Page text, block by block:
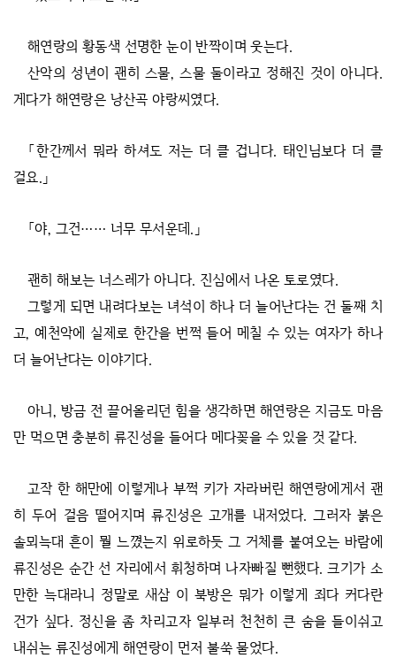
해연랑의 황동색 선명한 눈이 반짝이며 웃는다.
산악의 성년이 괜히 스물, 스물 둘이라고 정해진 것이 아니다.
게다가 해연랑은 낭산곡 야랑씨였다.
「한간께서 뭐라 하셔도 저는 더 클 겁니다. 태인님보다 더 클
걸요.」
「야, 그건…… 너무 무서운데.」
괜히 해보는 너스레가 아니다. 진심에서 나온 토로였다.
그렇게 되면 내려다보는 녀석이 하나 더 늘어난다는 건 둘째 치
고, 예천악에 실제로 한간을 번쩍 들어 메칠 수 있는 여자가 하나
더 늘어난다는 이야기다.
아니, 방금 전 끌어올리던 힘을 생각하면 해연랑은 지금도 마음
만 먹으면 충분히 류진성을 들어다 메다꽂을 수 있을 것 같다.
고작 한 해만에 이렇게나 부쩍 키가 자라버린 해연랑에게서 괜
히 두어 걸음 떨어지며 류진성은 고개를 내저었다. 그러자 붉은
솔뫼늑대 흔이 뭘 느꼈는지 위로하듯 그 거체를 붙여오는 바람에
류진성은 순간 선 자리에서 휘청하며 나자빠질 뻔했다. 크기가 소
만한 늑대라니 정말로 새삼 이 북방은 뭐가 이렇게 죄다 커다란
건가 싶다. 정신을 좀 차리고자 일부러 천천히 큰 숨을 들이쉬고
내쉬는 류진성에게 해연랑이 먼저 불쑥 물었다.